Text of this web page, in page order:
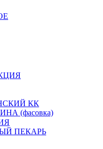
КК
(фасовка)
ПЕКАРЬ